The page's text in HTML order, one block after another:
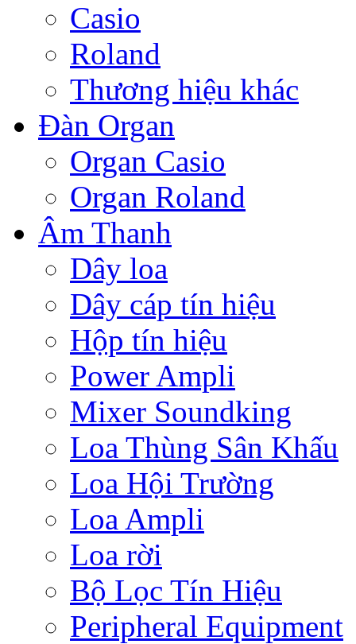
Casio
Roland
Thương hiệu khác
Đàn Organ
Organ Casio
Organ Roland
Âm Thanh
Dây loa
Dây cáp tín hiệu
Hộp tín hiệu
Power Ampli
Mixer Soundking
Loa Thùng Sân Khấu
Loa Hội Trường
Loa Ampli
Loa rời
Bộ Lọc Tín Hiệu
Peripheral Equipment